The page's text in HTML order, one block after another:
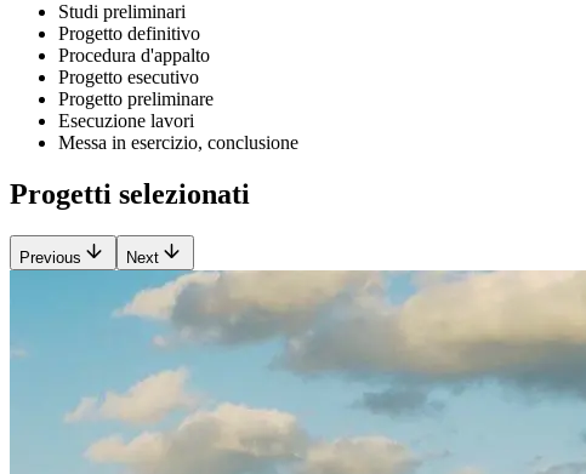
Studi preliminari
Progetto definitivo
Procedura d'appalto
Progetto esecutivo
Progetto preliminare
Esecuzione lavori
Messa in esercizio, conclusione
Progetti selezionati
Previous Next